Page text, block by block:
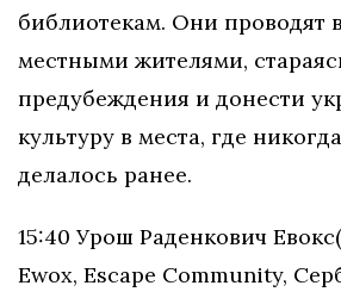
библиотекам. Они проводят
местными жителями,
предубеждения и донести
культуру в места, где
делалось ранее.
15:40​​ Урош​​ Раденкович
​​Ewox, ​​Escape ​​Community,​​